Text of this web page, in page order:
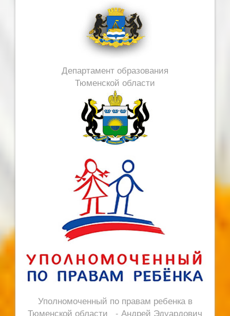
Департамент образования
Тюменской области
Уполномоченный по правам ребенка в
Тюменской области - Андрей Эдуардович